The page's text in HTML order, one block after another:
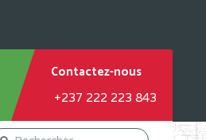
Contactez-nous
+237 222 223 843